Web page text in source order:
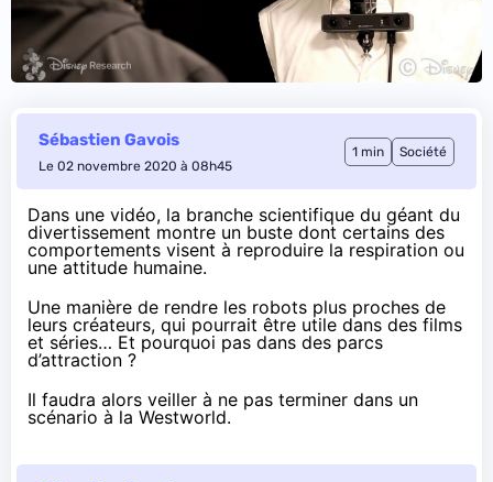
Sébastien Gavois
Le 02 novembre 2020 à 08h45
1 min Société
Dans une vidéo, la branche scientifique du géant du
divertissement montre un buste dont certains des
comportements visent à reproduire la respiration ou
une attitude humaine.
Une manière de rendre les robots plus proches de
leurs créateurs, qui pourrait être utile dans des films
et séries… Et pourquoi pas dans des parcs
d’attraction ?
Il faudra alors veiller à ne pas terminer dans un
scénario à la Westworld.